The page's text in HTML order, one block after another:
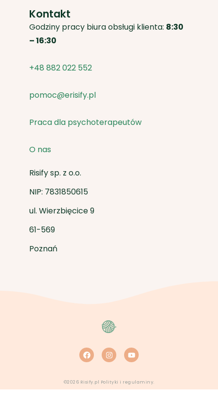
Kontakt
Godziny pracy biura obsługi klienta: 8:30
– 16:30
+48 882 022 552
pomoc@erisify.pl
Praca dla psychoterapeutów
O nas
Risify sp. z o.o.
NIP: 7831850615
ul. Wierzbięcice 9
61-569
Poznań
F
a
c
o
o
I
n
s
g
r
Y
o
u
b
e
©2026 Risify.pl Polityki i regulaminy.